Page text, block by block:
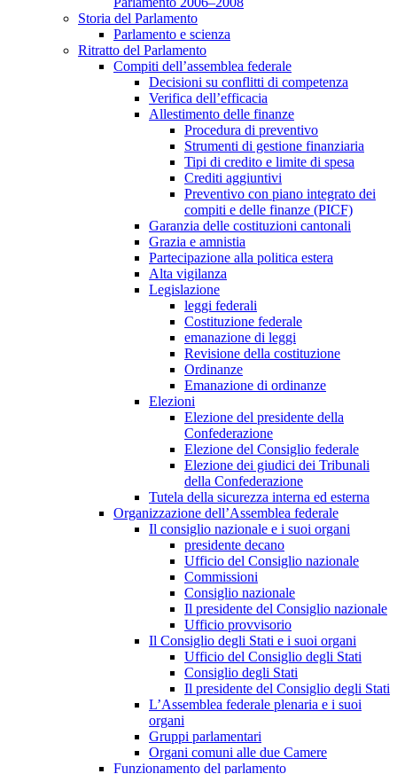
Storia del Parlamento
Parlamento e scienza
Ritratto del Parlamento
Compiti dell’assemblea federale
Decisioni su conflitti di competenza
Verifica dell’efficacia
Allestimento delle finanze
Procedura di preventivo
Strumenti di gestione finanziaria
Tipi di credito e limite di spesa
Crediti aggiuntivi
Preventivo con piano integrato dei
compiti e delle finanze (PICF)
Garanzia delle costituzioni cantonali
Grazia e amnistia
Partecipazione alla politica estera
Alta vigilanza
Legislazione
leggi federali
Costituzione federale
emanazione di leggi
Revisione della costituzione
Ordinanze
Emanazione di ordinanze
Elezioni
Elezione del presidente della
Confederazione
Elezione del Consiglio federale
Elezione dei giudici dei Tribunali
della Confederazione
Tutela della sicurezza interna ed esterna
Organizzazione dell’Assemblea federale
Il consiglio nazionale e i suoi organi
presidente decano
Ufficio del Consiglio nazionale
Commissioni
Consiglio nazionale
Il presidente del Consiglio nazionale
Ufficio provvisorio
Il Consiglio degli Stati e i suoi organi
Ufficio del Consiglio degli Stati
Consiglio degli Stati
Il presidente del Consiglio degli Stati
L’Assemblea federale plenaria e i suoi
organi
Gruppi parlamentari
Organi comuni alle due Camere
Funzionamento del parlamento